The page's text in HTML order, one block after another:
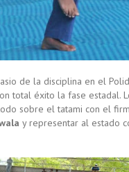
de la disciplina en el
total éxito la fase estadal.
sobre el tatami con el
y representar al estado